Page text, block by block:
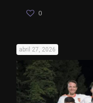
0
abril 27, 2026